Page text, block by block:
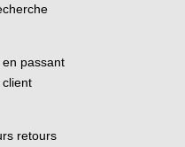
passant
retours